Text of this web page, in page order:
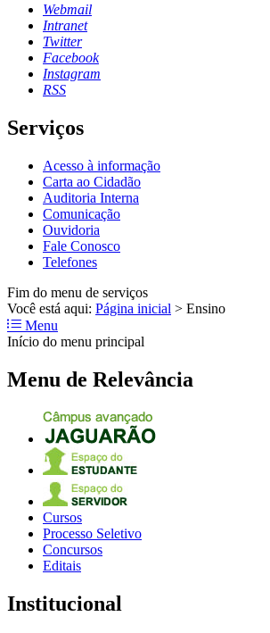
Webmail
Intranet
Twitter
Facebook
Instagram
RSS
Serviços
Acesso à informação
Carta ao Cidadão
Auditoria Interna
Comunicação
Ouvidoria
Fale Conosco
Telefones
Fim do menu de serviços
Você está aqui: Página inicial > Ensino
Menu
Início do menu principal
Menu de Relevância
Cursos
Processo Seletivo
Concursos
Editais
Institucional